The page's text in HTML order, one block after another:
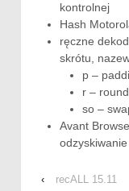
kontrolnej
Hash
ręczne
skrótu,
p –
r –
so –
Avant
‹ recALL 15.11